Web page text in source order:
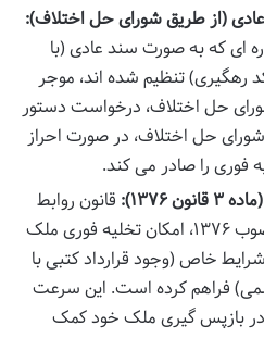
(از طریق شورای حل اختلاف):
ای که به صورت سند عادی (با
رهگیری) تنظیم شده اند، موجر
حل اختلاف، درخواست دستور
شورای حل اختلاف، در صورت احراز
فوری را صادر می کند.
۱۳۷۶):
قانون روابط
موجر و مستاجر مصوب ۱۳۷۶، امکان تخلیه فوری ملک
خاص (وجود قرارداد کتبی با
فراهم کرده است. این سرعت
در بازپس گیری ملک خود کمک